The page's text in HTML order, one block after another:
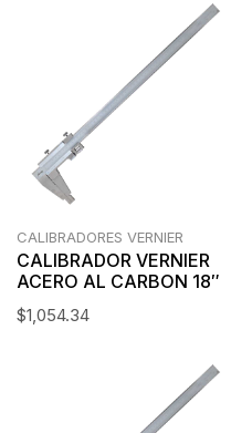
CALIBRADORES VERNIER
CALIBRADOR VERNIER
ACERO AL CARBON 18″
$1,054.34